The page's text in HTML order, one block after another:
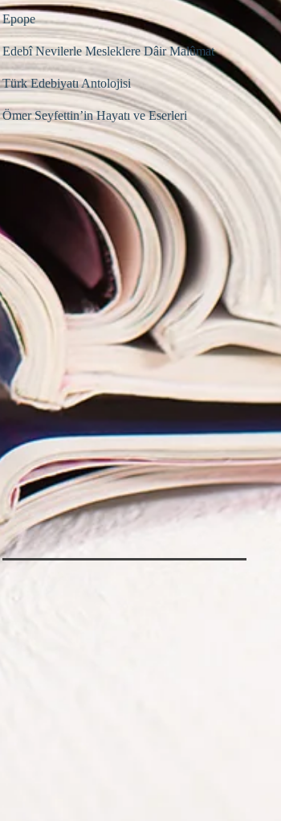
Epope
Edebî Nevilerle Mesleklere Dâir Malûmat
Türk Edebiyatı Antolojisi
Ömer Seyfettin’in Hayatı ve Eserleri